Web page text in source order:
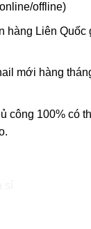
offline)
hàng Liên Quốc
mới hàng
công 100% có